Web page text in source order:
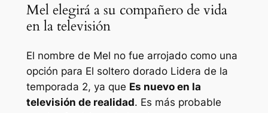
Mel elegirá a su compañero de vida
en la televisión
El nombre de Mel no fue arrojado como una
opción para El soltero doradoLidera de la
temporada 2, ya que Es nuevo en la
televisión de realidad. Es más probable